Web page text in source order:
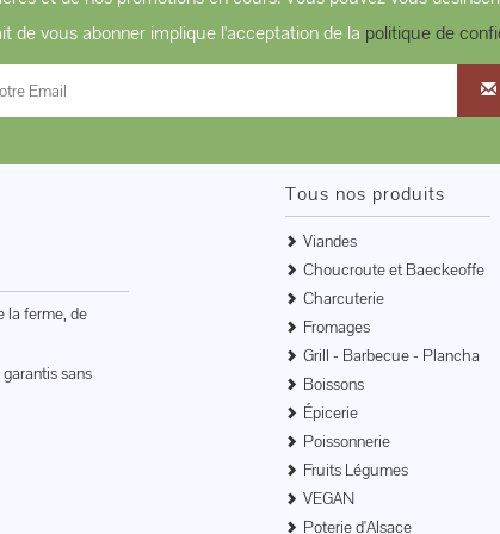
de vous abonner implique l'acceptation de la politique de
la ferme, de
sans
Tous nos produits
Viandes
Choucroute et Baeckeoffe
Charcuterie
Fromages
Grill - Barbecue - Plancha
Boissons
Épicerie
Poissonnerie
Fruits Légumes
VEGAN
Poterie d'Alsace